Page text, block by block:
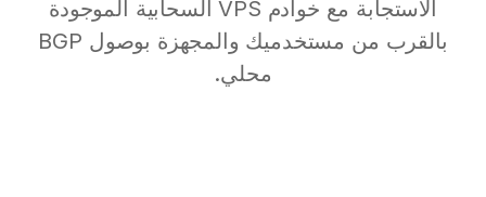
الاستجابة مع خوادم VPS السحابية الموجودة
بالقرب من مستخدميك والمجهزة بوصول BGP
محلي.